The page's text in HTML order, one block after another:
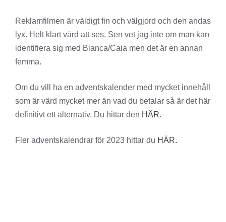
Reklamfilmen är väldigt fin och välgjord och den andas
lyx. Helt klart värd att ses. Sen vet jag inte om man kan
identifiera sig med Bianca/Caia men det är en annan
femma.
Om du vill ha en adventskalender med mycket innehåll
som är värd mycket mer än vad du betalar så är det här
definitivt ett alternativ. Du hittar den HÄR.
Fler adventskalendrar för 2023 hittar du HÄR.